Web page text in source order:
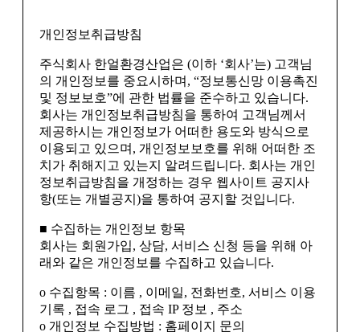
개인정보취급방침
주식회사 한얼환경산업은 (이하 ‘회사’는) 고객님
의 개인정보를 중요시하며, “정보통신망 이용촉진
및 정보보호”에 관한 법률을 준수하고 있습니다.
회사는 개인정보취급방침을 통하여 고객님께서
제공하시는 개인정보가 어떠한 용도와 방식으로
이용되고 있으며, 개인정보보호를 위해 어떠한 조
치가 취해지고 있는지 알려드립니다. 회사는 개인
정보취급방침을 개정하는 경우 웹사이트 공지사
항(또는 개별공지)을 통하여 공지할 것입니다.
■ 수집하는 개인정보 항목
회사는 회원가입, 상담, 서비스 신청 등을 위해 아
래와 같은 개인정보를 수집하고 있습니다.
ο 수집항목 : 이름 , 이메일, 전화번호, 서비스 이용
기록 , 접속 로그 , 접속 IP 정보 , 주소
ο 개인정보 수집방법 : 홈페이지 문의